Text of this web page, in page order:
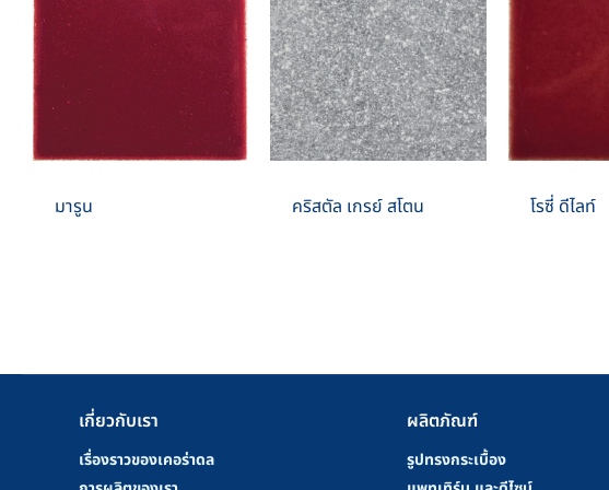
มารูน คริสตัล เกรย์ สโตน โรซี่ ดีไลท์
เกี่ยวกับเรา
เรื่องราวของเคอร่าดล
ผลิตภัณฑ์
รูปทรงกระเบื้อง